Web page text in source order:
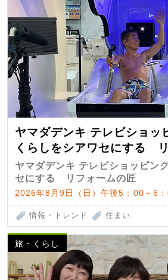
ヤマダデンキ テレビショッ
くらしをシアワセにする
匠 第7弾
ヤマダデンキ テレビショッピン
セにする リフォームの匠
2026年8月9日（日）午後5：00～6
情報・トレンド 住まい
旅・くらし